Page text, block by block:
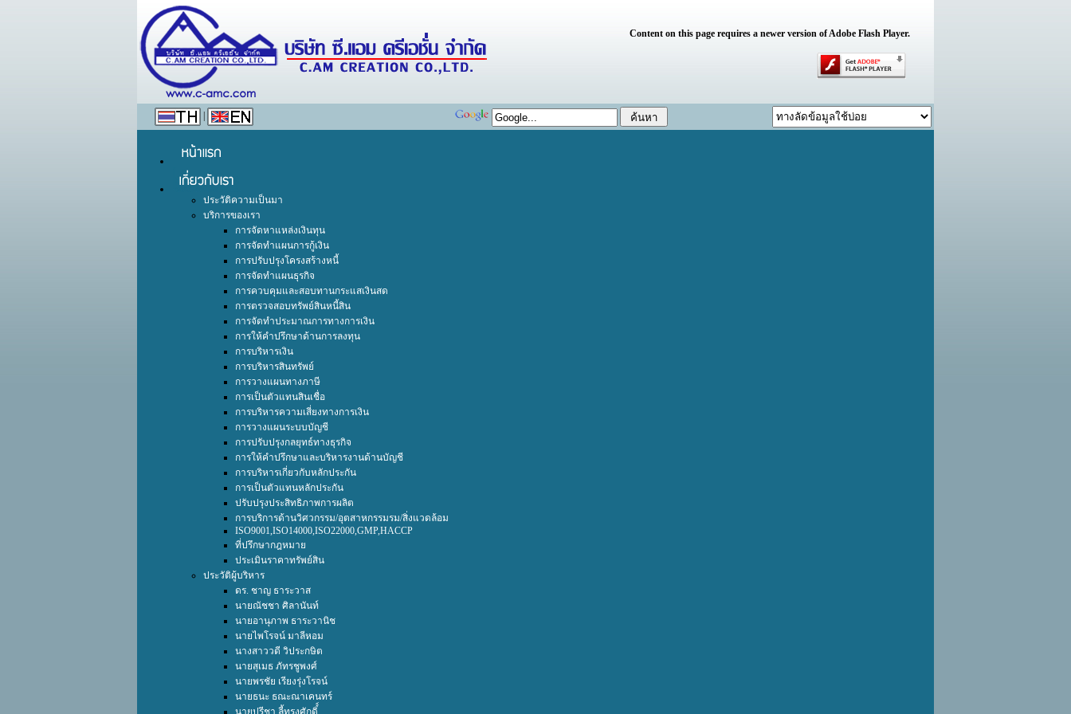
Content on this page requires a newer version of Adobe Flash Player.
ประวัติความเป็นมา
บริการของเรา
การจัดหาแหล่งเงินทุน
การจัดทำแผนการกู้เงิน
การปรับปรุงโครงสร้างหนี้
การจัดทำแผนธุรกิจ
การควบคุมและสอบทานกระแสเงินสด
การตรวจสอบทรัพย์สินหนี้สิน
การจัดทำประมาณการทางการเงิน
การให้คำปรึกษาด้านการลงทุน
การบริหารเงิน
การบริหารสินทรัพย์
การวางแผนทางภาษี
การเป็นตัวแทนสินเชื่อ
การบริหารความเสี่ยงทางการเงิน
การวางแผนระบบบัญชี
การปรับปรุงกลยุทธ์ทางธุรกิจ
การให้คำปรึกษาและบริหารงานด้านบัญชี
การบริหารเกี่ยวกับหลักประกัน
การเป็นตัวแทนหลักประกัน
ปรับปรุงประสิทธิภาพการผลิต
การบริการด้านวิศวกรรม/อุตสาหกรรมรม/สิ่งแวดล้อม
ISO9001,ISO14000,ISO22000,GMP,HACCP
ที่ปรึกษากฎหมาย
ประเมินราคาทรัพย์สิน
ประวัติผู้บริหาร
ดร. ชาญ ธาระวาส
นายณัชชา ศิลานันท์
นายอานุภาพ ธาระวานิช
นายไพโรจน์ มาลีหอม
นางสาววดี วิประกษิต
นายสุเมธ ภัทรชูพงศ์
นายพรชัย เรียงรุ่งโรจน์
นายธนะ ธณะณาเคนทร์
นายปรีชา ลี้ทรงศักดิ์์